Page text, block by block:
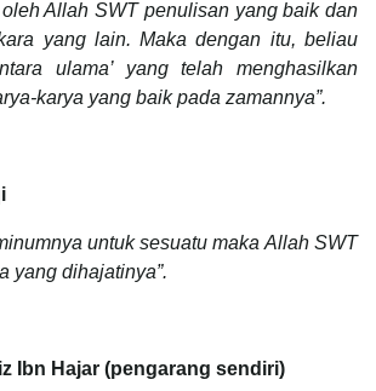
Allah SWT penulisan yang baik dan
yang lain. Maka dengan itu, beliau
ulama’ yang telah menghasilkan
karya yang baik pada zamannya”.
untuk sesuatu maka Allah SWT
yang dihajatinya”.
Ibn Hajar (pengarang sendiri)